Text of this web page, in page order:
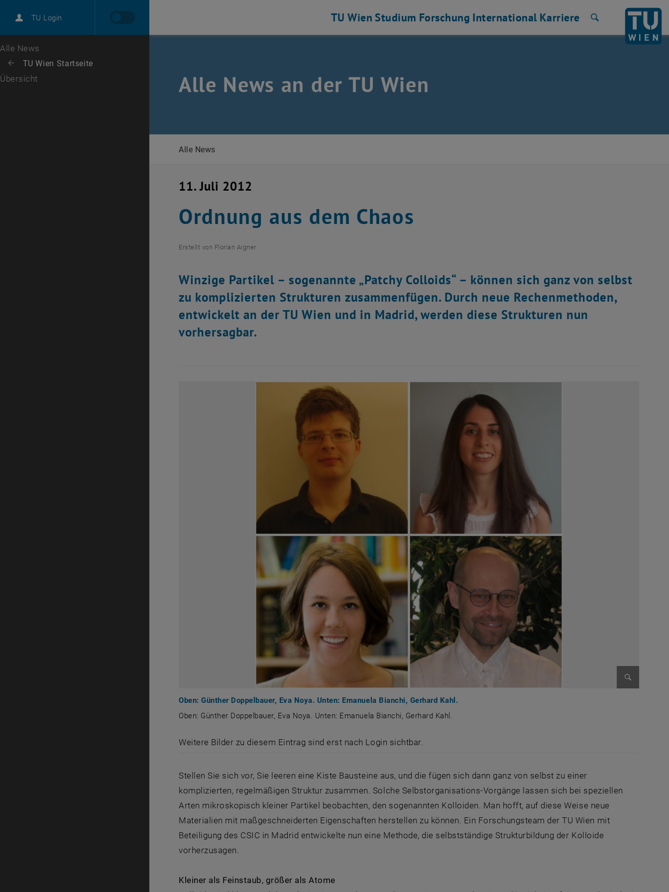
TU Login
Karriere
Zur 1. Menü Ebene
Alle News
Zurück: Subseiten von TU Wien Startseite auflisten
Zurück zur letzten Ebene:
TU Wien Startseite
Übersicht
TU Wien Studium Forschung International Karriere
Alle News an der TU Wien
Alle News
11. Juli 2012
Ordnung aus dem Chaos
Erstellt von Florian Aigner
Winzige Partikel – sogenannte „Patchy Colloids“ – können sich ganz von selbst
zu komplizierten Strukturen zusammenfügen. Durch neue Rechenmethoden,
entwickelt an der TU Wien und in Madrid, werden diese Strukturen nun
vorhersagbar.
Oben: Günther Doppelbauer, Eva Noya. Unten: Emanuela Bianchi, Gerhard Kahl.
Oben: Günther Doppelbauer, Eva Noya. Unten: Emanuela Bianchi, Gerhard Kahl.
Weitere Bilder zu diesem Eintrag sind erst nach Login sichtbar.
Stellen Sie sich vor, Sie leeren eine Kiste Bausteine aus, und die fügen sich dann ganz von selbst zu einer
komplizierten, regelmäßigen Struktur zusammen. Solche Selbstorganisations-Vorgänge lassen sich bei speziellen
Arten mikroskopisch kleiner Partikel beobachten, den sogenannten Kolloiden. Man hofft, auf diese Weise neue
Materialien mit maßgeschneiderten Eigenschaften herstellen zu können. Ein Forschungsteam der TU Wien mit
Beteiligung des CSIC in Madrid entwickelte nun eine Methode, die selbstständige Strukturbildung der Kolloide
vorherzusagen.
Kleiner als Feinstaub, größer als Atome